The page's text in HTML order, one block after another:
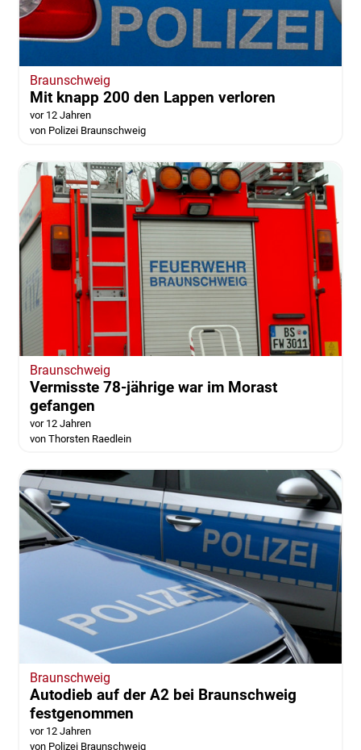
Braunschweig
Mit knapp 200 den Lappen verloren
vor 12 Jahren
von Polizei Braunschweig
Braunschweig
Vermisste 78-jährige war im Morast
gefangen
vor 12 Jahren
von Thorsten Raedlein
Braunschweig
Autodieb auf der A2 bei Braunschweig
festgenommen
vor 12 Jahren
von Polizei Braunschweig